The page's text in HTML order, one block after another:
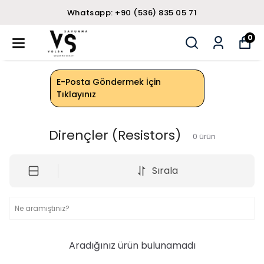
Whatsapp: +90 (536) 835 05 71
0
E-Posta Göndermek İçin
Tıklayınız
Dirençler (Resistors) 0 ürün
Sırala
Aradığınız ürün bulunamadı